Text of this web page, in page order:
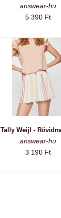
answear-hu
5 390 Ft
Tally Weijl -
answear-hu
3 190 Ft